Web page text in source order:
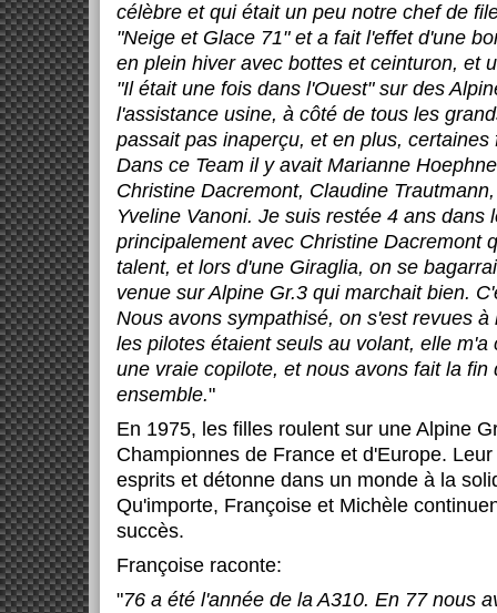
célèbre et qui était un peu notre chef de
"Neige et Glace 71" et a fait l'effet d'une
en plein hiver avec bottes et ceinturon, et
"Il était une fois dans l'Ouest" sur des
l'assistance usine, à côté de tous les
passait pas inaperçu, et en plus,
Dans ce Team il y avait Marianne
Christine Dacremont, Claudine
Yveline Vanoni. Je suis restée 4 ans dans
principalement avec Christine Dacremont
talent, et lors d'une Giraglia, on se
venue sur Alpine Gr.3 qui marchait bien.
Nous avons sympathisé, on s'est revues
les pilotes étaient seuls au volant, elle m'a
une vraie copilote, et nous avons fait la fin
ensemble."
En 1975, les filles roulent sur une Alpine
Championnes de France et d'Europe.
esprits et détonne dans un monde à la
Qu'importe, Françoise et Michèle
succès.
Françoise raconte:
"76 a été l'année de la A310. En 77 nous